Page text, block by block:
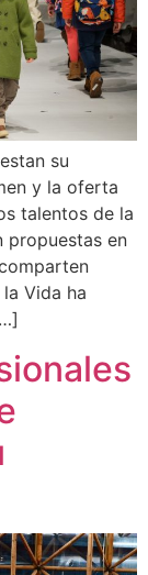
su
y la oferta
talentos de la
propuestas en
Vida ha